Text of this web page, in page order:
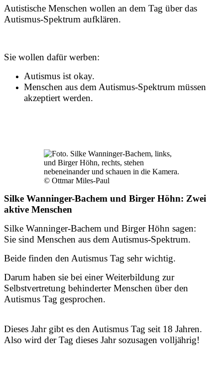
Autistische Menschen wollen an dem Tag über das
Autismus-Spektrum aufklären.
Sie wollen dafür werben:
Autismus ist okay.
Menschen aus dem Autismus-Spektrum müssen
akzeptiert werden.
© Ottmar Miles-Paul
Silke Wanninger-Bachem und Birger Höhn: Zwei
aktive Menschen
Silke Wanninger-Bachem und Birger Höhn sagen:
Sie sind Menschen aus dem Autismus-Spektrum.
Beide finden den Autismus Tag sehr wichtig.
Darum haben sie bei einer Weiterbildung zur
Selbstvertretung behinderter Menschen über den
Autismus Tag gesprochen.
Dieses Jahr gibt es den Autismus Tag seit 18 Jahren.
Also wird der Tag dieses Jahr sozusagen volljährig!